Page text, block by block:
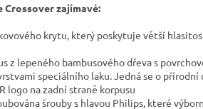
Crossover zajímavé:
krytu, který poskytuje větší
z lepeného bambusového dřeva s
speciálního laku. Jedná se o
logo na zadní straně korpusu
šrouby s hlavou Philips, které